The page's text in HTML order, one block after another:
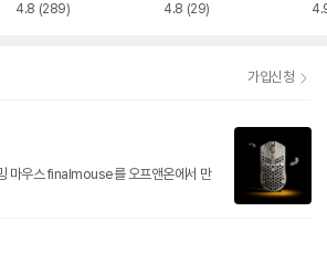
4.8 (289) 4.8 (29)
가입신청
마우스 finalmouse를 오프앤온에서 만